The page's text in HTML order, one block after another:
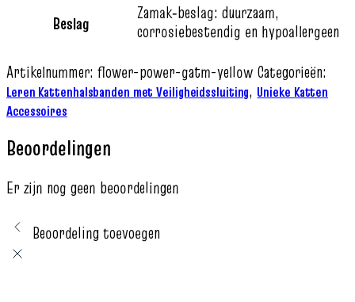
Beslag
Zamak‑beslag: duurzaam,
corrosiebestendig en hypoallergeen
Artikelnummer: flower-power-gatm-yellow Categorieën:
Leren Kattenhalsbanden met Veiligheidssluiting, Unieke Katten
Accessoires
Beoordelingen
Er zijn nog geen beoordelingen
Beoordeling toevoegen